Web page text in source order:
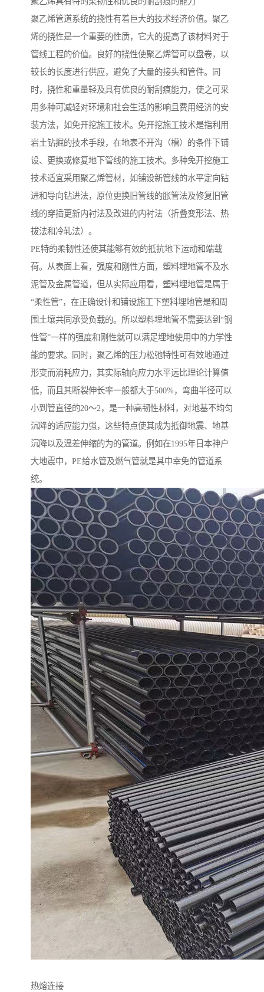
聚乙烯管道系统的挠性有着巨大的技术经济价值。聚乙
烯的挠性是一个重要的性质，它大的提高了该材料对于
管线工程的价值。良好的挠性使聚乙烯管可以盘卷，以
较长的长度进行供应，避免了大量的接头和管件。同
时，挠性和重量轻及具有优良的耐刮痕能力，使之可采
用多种可减轻对环境和社会生活的影响且费用经济的安
装方法，如免开挖施工技术。免开挖施工技术是指利用
岩土钻掘的技术手段，在地表不开沟（槽）的条件下铺
设、更换或修复地下管线的施工技术。多种免开挖施工
技术适宜采用聚乙烯管材，如铺设新管线的水平定向钻
进和导向钻进法，原位更换旧管线的胀管法及修复旧管
线的穿插更新内衬法及改进的内衬法（折叠变形法、热
拔法和冷轧法）。
PE特的柔韧性还使其能够有效的抵抗地下运动和端载
荷。从表面上看，强度和刚性方面，塑料埋地管不及水
泥管及金属管道，但从实际应用看，塑料埋地管是属于
“柔性管”，在正确设计和铺设施工下塑料埋地管是和周
围土壤共同承受负载的。所以塑料埋地管不需要达到“钢
性管”一样的强度和刚性就可以满足埋地使用中的力学性
能的要求。同时，聚乙烯的压力松弛特性可有效地通过
形变而消耗应力，其实际轴向应力水平远比理论计算值
低，而且其断裂伸长率一般都大于500%，弯曲半径可以
小到管直径的20～2，是一种高韧性材料，对地基不均匀
沉降的适应能力强，这些特点使其成为抵御地震、地基
沉降以及温差伸缩的为的管道。例如在1995年日本神户
大地震中，PE给水管及燃气管就是其中幸免的管道系
统。
热熔连接